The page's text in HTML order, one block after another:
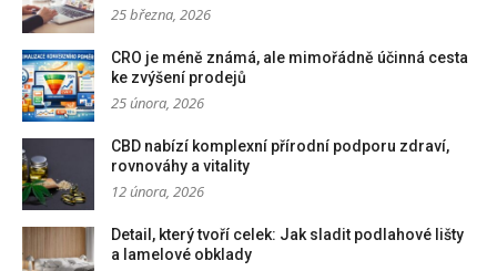
25 března, 2026
CRO je méně známá, ale mimořádně účinná cesta
ke zvýšení prodejů
25 února, 2026
CBD nabízí komplexní přírodní podporu zdraví,
rovnováhy a vitality
12 února, 2026
Detail, který tvoří celek: Jak sladit podlahové lišty
a lamelové obklady